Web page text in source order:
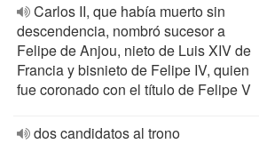
Carlos II, que había muerto sin
descendencia, nombró sucesor a
Felipe de Anjou, nieto de Luis XIV de
Francia y bisnieto de Felipe IV, quien
fue coronado con el título de Felipe V
dos candidatos al trono